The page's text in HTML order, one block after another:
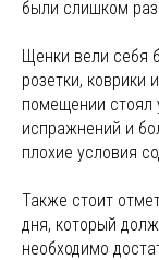
были слишком
Щенки вели себя
розетки,
помещении
испражнений и
плохие условия
Также стоит
дня, который
необходимо